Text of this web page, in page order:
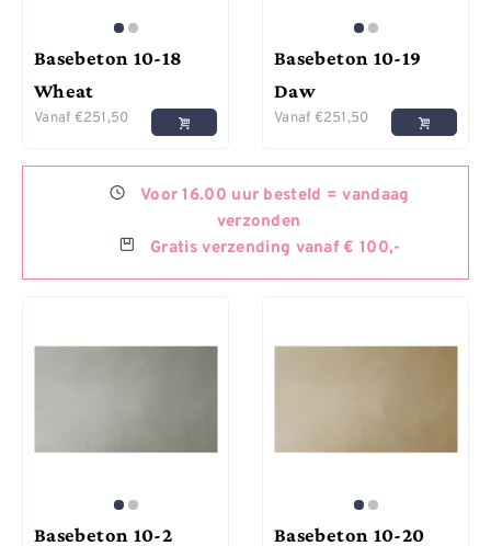
Basebeton 10-18
Wheat
Vanaf €251,50
Basebeton 10-19
Daw
Vanaf €251,50
Voor 16.00 uur besteld =vandaag
verzonden
Gratisverzending vanaf € 100,-
Basebeton 10-2 Basebeton 10-20